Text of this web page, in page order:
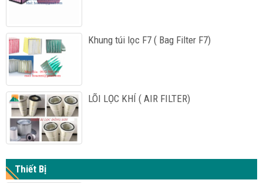
Khung túi lọc F7 ( Bag Filter F7)
LÕI LỌC KHÍ ( AIR FILTER)
Thiết Bị